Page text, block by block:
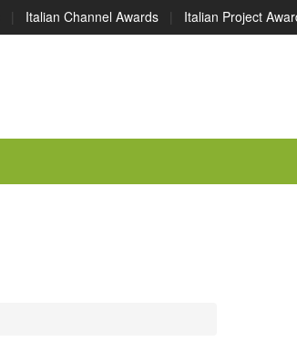
| Italian Channel Awards | Italian Project